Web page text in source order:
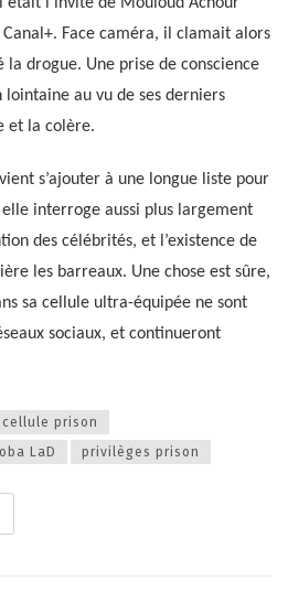
était l’invité de Mouloud Achour
Canal+. Face caméra, il clamait alors
drogue. Une prise de conscience
au vu de ses derniers
et la colère.
s’ajouter à une longue liste pour
interroge aussi plus largement
des célébrités, et l’existence de
les barreaux. Une chose est sûre,
sa cellule ultra-équipée ne sont
sociaux, et continueront
cellule prison
LaD privilèges prison